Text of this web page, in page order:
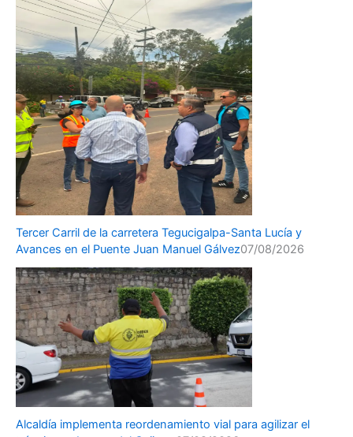
Tercer Carril de la carretera Tegucigalpa-Santa Lucía y
Avances en el Puente Juan Manuel Gálvez07/08/2026
Alcaldía implementa reordenamiento vial para agilizar el